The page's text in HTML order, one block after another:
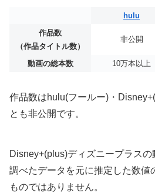
hulu
作品数
（作品タイトル数）
非公開
動画の総本数 10万本以上
作品数はhulu(フールー)・
とも非公開です。
Disney+(plus)ディズニープラス
調べたデータを元に推定した数値
ものではありません。